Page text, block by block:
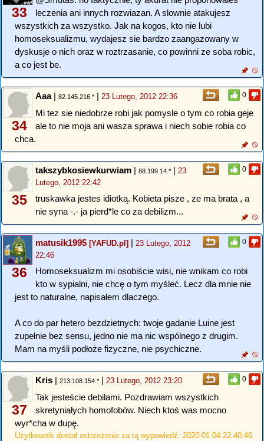
33
leczenia ani innych rozwiazan. A slownie atakujesz
wszystkich za wszystko. Jak na kogos, kto nie lubi
homoseksualizmu, wydajesz sie bardzo zaangazowany w
dyskusje o nich oraz w roztrzasanie, co powinni ze soba robic,
a co jest be.
0
34
Aaa| 82.145.216.* | 23 Lutego, 2012 22:36
Mi tez sie niedobrze robi jak pomysle o tym co robia geje
ale to nie moja ani wasza sprawa i niech sobie robia co
chca.
0
35
takszybkosiewkurwiam | 88.199.14.* | 23
Lutego, 2012 22:42
truskawka jestes idiotką. Kobieta pisze , ze ma brata , a
nie syna -.- ja pierd*le co za debilizm...
0
36
matusik1995 [YAFUD.pl] | 23 Lutego, 2012
22:46
Homoseksualizm mi osobiście wisi, nie wnikam co robi
kto w sypialni, nie chcę o tym myśleć. Lecz dla mnie nie
jest to naturalne, napisałem dlaczego.
A co do par hetero bezdzietnych: twoje gadanie Luine jest
zupełnie bez sensu, jedno nie ma nic wspólnego z drugim.
Mam na myśli podłoże fizyczne, nie psychiczne.
0
37
Kris | 213.108.154.* | 23 Lutego, 2012 23:20
Tak jesteście debilami. Pozdrawiam wszystkich
skretyniałych homofobów. Niech ktoś was mocno
wyr*cha w dupę.
Użytkownik dostał ostrzeżenie za tą wypowiedź: 2020-01-04 22:40:46